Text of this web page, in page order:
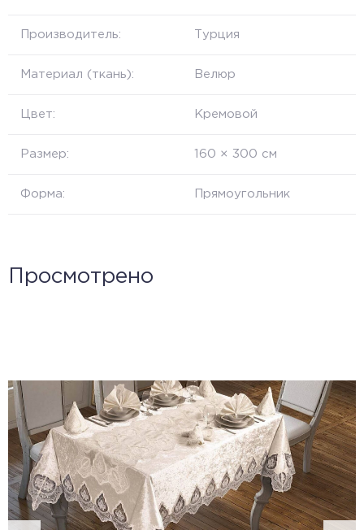
Производитель: Турция
Материал (ткань): Велюр
Цвет: Кремовой
Размер: 160 × 300 см
Форма: Прямоугольник
Просмотрено